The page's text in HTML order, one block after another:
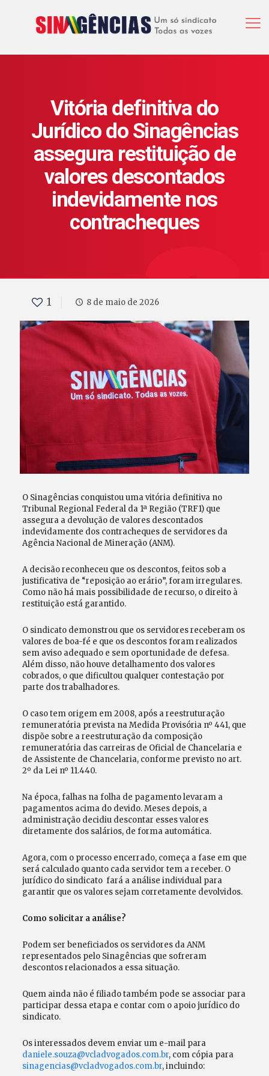
Vitória definitiva do
Jurídico do Sinagências
assegura restituição de
valores descontados
indevidamente nos
contracheques
1 8 de maio de 2026
O Sinagências conquistou uma vitória definitiva no
Tribunal Regional Federal da 1ª Região (TRF1) que
assegura a devolução de valores descontados
indevidamente dos contracheques de servidores da
Agência Nacional de Mineração (ANM).
A decisão reconheceu que os descontos, feitos sob a
justificativa de “reposição ao erário”, foram irregulares.
Como não há mais possibilidade de recurso, o direito à
restituição está garantido.
O sindicato demonstrou que os servidores receberam os
valores de boa-fé e que os descontos foram realizados
sem aviso adequado e sem oportunidade de defesa.
Além disso, não houve detalhamento dos valores
cobrados, o que dificultou qualquer contestação por
parte dos trabalhadores.
O caso tem origem em 2008, após a reestruturação
remuneratória prevista na Medida Provisória nº 441, que
dispõe sobre a reestruturação da composição
remuneratória das carreiras de Oficial de Chancelaria e
de Assistente de Chancelaria, conforme previsto no art.
2º da Lei nº 11.440.
Na época, falhas na folha de pagamento levaram a
pagamentos acima do devido. Meses depois, a
administração decidiu descontar esses valores
diretamente dos salários, de forma automática.
Agora, com o processo encerrado, começa a fase em que
será calculado quanto cada servidor tem a receber. O
jurídico do sindicato fará a análise individual para
garantir que os valores sejam corretamente devolvidos.
Como solicitar a análise?
Podem ser beneficiados os servidores da ANM
representados pelo Sinagências que sofreram
descontos relacionados a essa situação.
Quem ainda não é filiado também pode se associar para
participar dessa etapa e contar com o apoio jurídico do
sindicato.
Os interessados devem enviar um e-mail para
daniele.souza@vcladvogados.com.br, com cópia para
sinagencias@vcladvogados.com.br, incluindo: